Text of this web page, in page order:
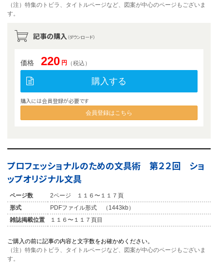
（注）特集のトビラ、タイトルページなど、図案が中心のページもございま
す。
記事の購入 （ダウンロード）
価格 220 円 （税込）
購入する
購入には会員登録が必要です
会員登録はこちら
プロフェッショナルのための文具術 第２２回 ショ
ップオリジナル文具
ページ数
2ページ １１６〜１１７頁
形式
PDFファイル形式 （1443kb）
雑誌掲載位置
１１６〜１１７頁目
ご購入の前に記事の内容と文字数をお確かめください。
（注）特集のトビラ、タイトルページなど、図案が中心のページもございま
す。